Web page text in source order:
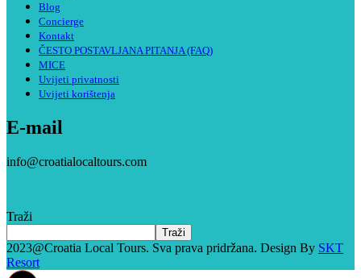
Blog
Concierge
Kontakt
ČESTO POSTAVLJANA PITANJA (FAQ)
MICE
Uvijeti privatnosti
Uvijeti korištenja
E-mail
info@croatialocaltours.com
Traži
Traži
2023@Croatia Local Tours. Sva prava pridržana. Design By SKT
Resort